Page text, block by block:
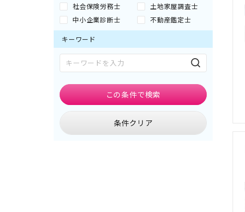
社会保険労務士
土地家屋調査士
中小企業診断士
不動産鑑定士
キーワード
条件クリア
この条件で検索